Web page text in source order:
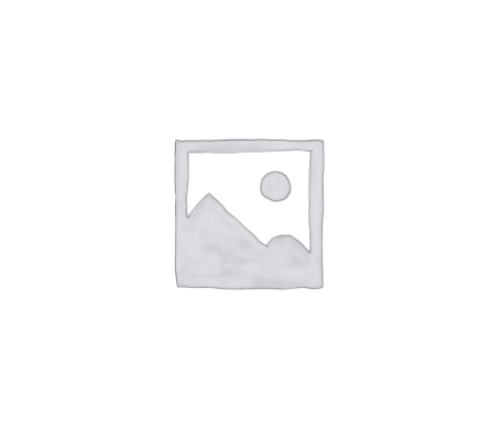
DÉTAILS